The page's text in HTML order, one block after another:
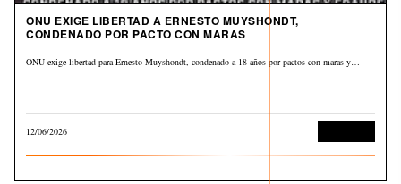
ONU EXIGE LIBERTAD A ERNESTO MUYSHONDT,
CONDENADO POR PACTO CON MARAS
ONU exige libertad para Ernesto Muyshondt, condenado a 18 años por pactos con maras y…
12/06/2026